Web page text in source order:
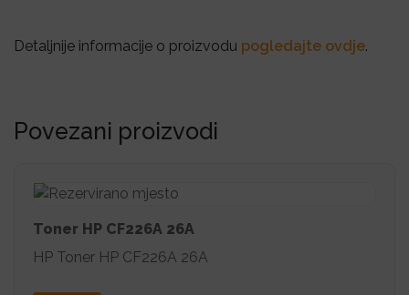
Povezani proizvodi
Toner HP CF226A 26A
HP Toner HP CF226A 26A
Detaljnije informacije o proizvodu pogledajte ovdje.